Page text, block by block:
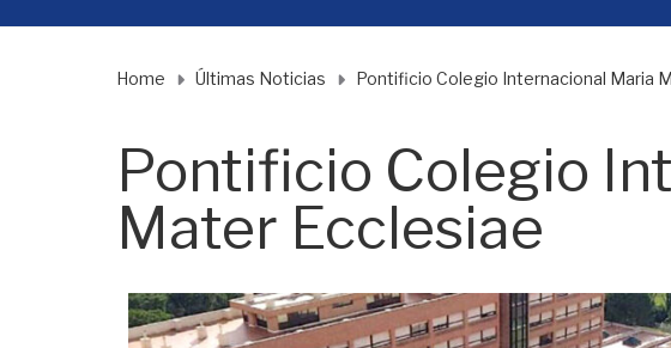
Home Últimas Noticias Pontificio Colegio Internacional Maria
Pontificio Colegio
Mater Ecclesiae